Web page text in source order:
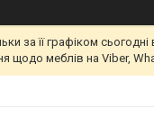
її графіком
щодо меблів на Viber,